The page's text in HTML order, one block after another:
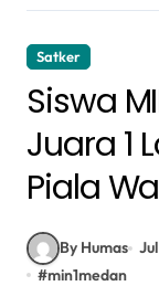
Satker
Siswa
Juara 1
Piala
By Humas
#min1medan